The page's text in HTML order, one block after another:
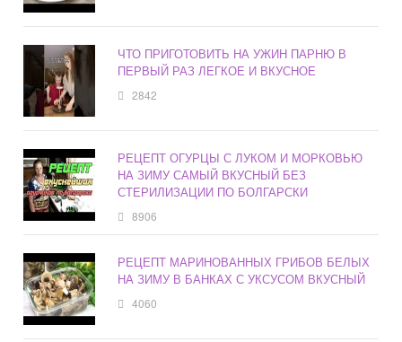
ЧТО ПРИГОТОВИТЬ НА УЖИН ПАРНЮ В
ПЕРВЫЙ РАЗ ЛЕГКОЕ И ВКУСНОЕ
2842
РЕЦЕПТ ОГУРЦЫ С ЛУКОМ И МОРКОВЬЮ
НА ЗИМУ САМЫЙ ВКУСНЫЙ БЕЗ
СТЕРИЛИЗАЦИИ ПО БОЛГАРСКИ
8906
РЕЦЕПТ МАРИНОВАННЫХ ГРИБОВ БЕЛЫХ
НА ЗИМУ В БАНКАХ С УКСУСОМ ВКУСНЫЙ
4060